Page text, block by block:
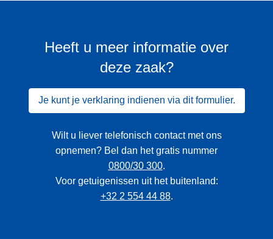
Heeft u meer informatie over
deze zaak?
Je kunt je verklaring indienen via dit formulier.
Wilt u liever telefonisch contact met ons
opnemen? Bel dan het gratis nummer
0800/30 300.
Voor getuigenissen uit het buitenland:
+32 2 554 44 88.